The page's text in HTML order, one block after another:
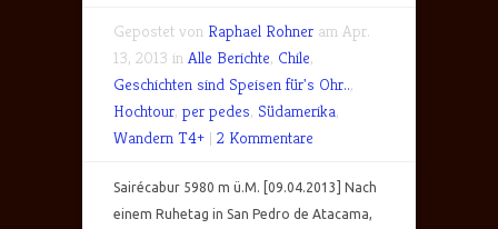
Gepostet von Raphael Rohner am Apr.
13, 2013 in Alle Berichte, Chile,
Geschichten sind Speisen für's Ohr..,
Hochtour, per pedes, Südamerika,
Wandern T4+ | 2 Kommentare
Sairécabur 5980 m ü.M. [09.04.2013] Nach
einem Ruhetag in San Pedro de Atacama,